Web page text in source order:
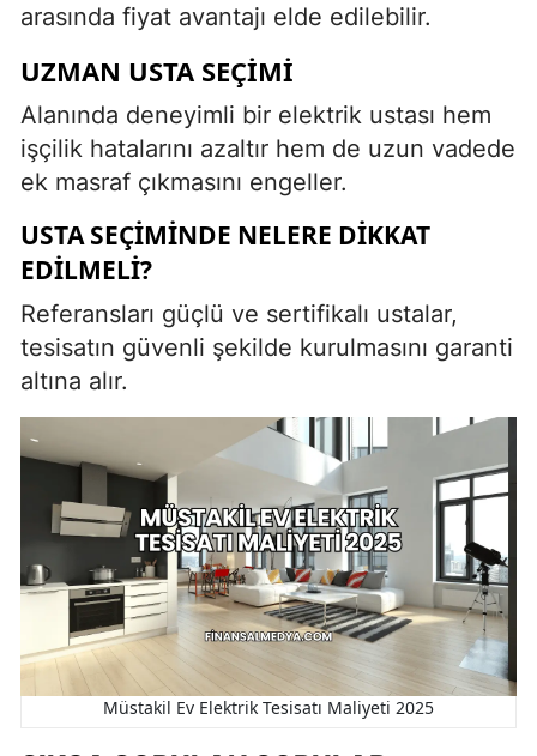
arasında fiyat avantajı elde edilebilir.
UZMAN USTA SEÇIMI
Alanında deneyimli bir elektrik ustası hem
işçilik hatalarını azaltır hem de uzun vadede
ek masraf çıkmasını engeller.
USTA SEÇIMINDE NELERE DIKKAT
EDILMELI?
Referansları güçlü ve sertifikalı ustalar,
tesisatın güvenli şekilde kurulmasını garanti
altına alır.
Müstakil Ev Elektrik Tesisatı Maliyeti 2025